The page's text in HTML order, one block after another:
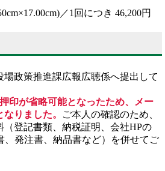
／1回につき 46,200円
政策推進課広報広聴係へ提出して
印が省略可能となったため、メー
りました。
ご本人の確認のため、
登記書類、納税証明、会社HPの
、発注書、納品書など）を併せてご